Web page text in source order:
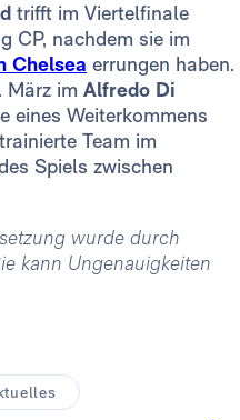
trifft im Viertelfinale
CP, nachdem sie im
Chelsea errungen haben.
März im Alfredo Di
eines Weiterkommens
trainierte Team im
Spiels zwischen
wurde durch
kann Ungenauigkeiten